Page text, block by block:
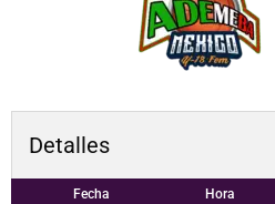
Detalles
Fecha Hora